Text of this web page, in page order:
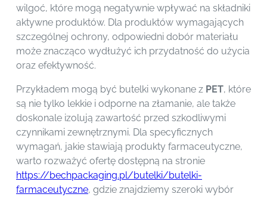
wilgoć, które mogą negatywnie wpływać na składniki
aktywne produktów. Dla produktów wymagających
szczególnej ochrony, odpowiedni dobór materiału
może znacząco wydłużyć ich przydatność do użycia
oraz efektywność.
Przykładem mogą być butelki wykonane z PET, które
są nie tylko lekkie i odporne na złamanie, ale także
doskonale izolują zawartość przed szkodliwymi
czynnikami zewnętrznymi. Dla specyficznych
wymagań, jakie stawiają produkty farmaceutyczne,
warto rozważyć ofertę dostępną na stronie
https://bechpackaging.pl/butelki/butelki-
farmaceutyczne, gdzie znajdziemy szeroki wybór